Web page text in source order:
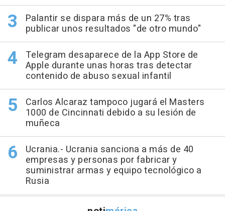
Palantir se dispara más de un 27% tras
publicar unos resultados "de otro mundo"
Telegram desaparece de la App Store de
Apple durante unas horas tras detectar
contenido de abuso sexual infantil
Carlos Alcaraz tampoco jugará el Masters
1000 de Cincinnati debido a su lesión de
muñeca
Ucrania.- Ucrania sanciona a más de 40
empresas y personas por fabricar y
suministrar armas y equipo tecnológico a
Rusia